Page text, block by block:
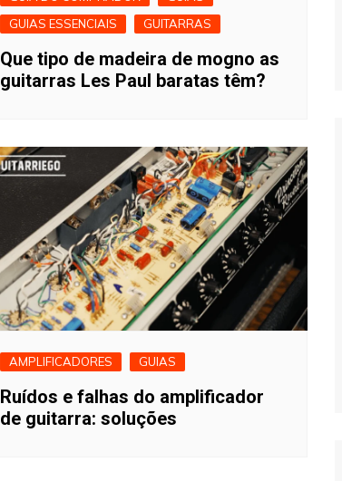
GUIAS ESSENCIAIS
GUITARRAS
Que tipo de madeira de mogno as
guitarras Les Paul baratas têm?
AMPLIFICADORES GUIAS
Ruídos e falhas do amplificador
de guitarra: soluções